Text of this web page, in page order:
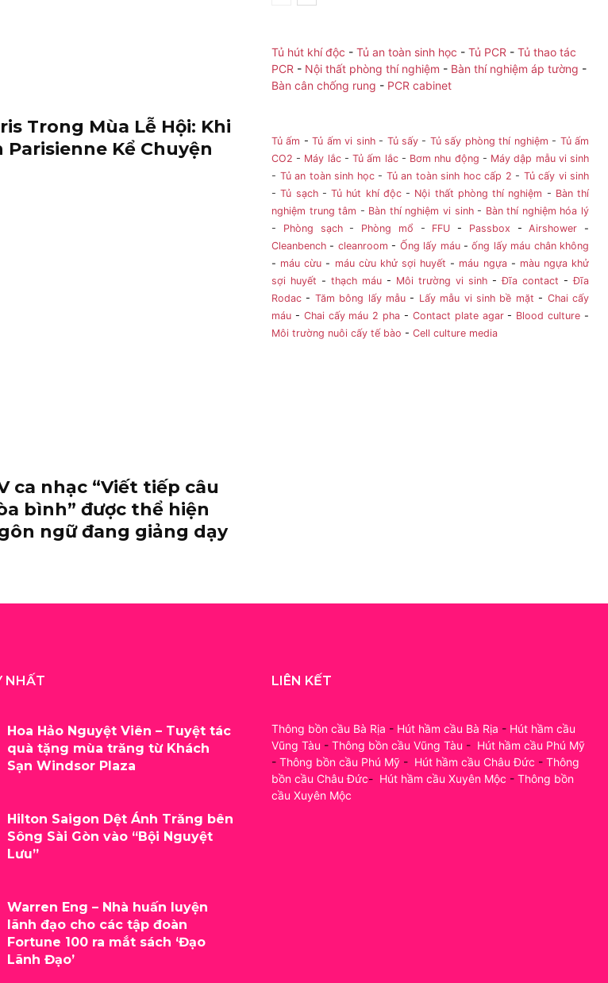
Trong Mùa Lễ Hội: Khi
Kể Chuyện
ca nhạc “Viết tiếp câu
bình” được thể hiện
ngữ đang giảng dạy
Tủ hút khí độc - Tủ an toàn sinh học - Tủ PCR - Tủ thao tác
PCR - Nội thất phòng thí nghiệm - Bàn thí nghiệm áp tường -
Bàn cân chống rung - PCR cabinet
Tủ ấm -Tủ ấm vi sinh- Tủ sấy - Tủ sấy phòng thí nghiệm - Tủ ấm
CO2 - Máy lắc-Tủ ấm lắc- Bơm nhu động - Máy dập mẫu vi sinh
- Tủ an toàn sinh học- Tủ an toàn sinh hoc cấp 2 - Tủ cấy vi sinh
-Tủ sạch- Tủ hút khí độc- Nội thất phòng thí nghiệm - Bàn thí
nghiệm trung tâm - Bàn thí nghiệm vi sinh- Bàn thí nghiệm hóa lý
- Phòng sạch- Phòng mổ - FFU - Passbox -Airshower -
Cleanbench - cleanroom - Ống lấy máu-ống lấy máu chân không
- máu cừu - máu cừu khử sợi huyết - máu ngựa- màu ngựa khử
sợi huyết - thạch máu - Môi trường vi sinh -Đĩa contact -Đĩa
Rodac - Tăm bông lấy mẫu - Lấy mẫu vi sinh bề mặt - Chai cấy
máu - Chai cấy máu 2 pha - Contact plate agar- Blood culture -
Môi trường nuôi cấy tế bào - Cell culture media
NHẤT
Hoa Hảo Nguyệt Viên – Tuyệt tác
quà tặng mùa trăng từ Khách
Sạn Windsor Plaza
Hilton Saigon Dệt Ánh Trăng bên
Sông Sài Gòn vào “Bội Nguyệt
Lưu”
Warren Eng – Nhà huấn luyện
lãnh đạo cho các tập đoàn
Fortune 100 ra mắt sách ‘Đạo
Lãnh Đạo’
LIÊN KẾT
Thông bồn cầu Bà Rịa - Hút hầm cầu Bà Rịa - Hút hầm cầu
Vũng Tàu - Thông bồn cầu Vũng Tàu - Hút hầm cầu Phú Mỹ
- Thông bồn cầu Phú Mỹ - Hút hầm cầu Châu Đức - Thông
bồn cầu Châu Đức- Hút hầm cầu Xuyên Mộc - Thông bồn
cầu Xuyên Mộc